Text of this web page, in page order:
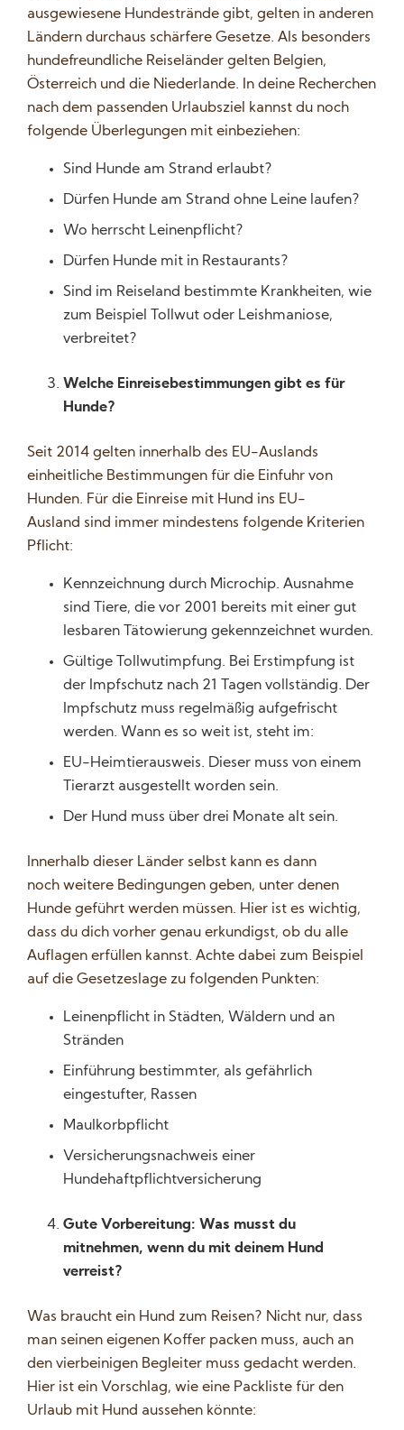
ausgewiesene Hundestrände gibt, gelten in anderen
Ländern durchaus schärfere Gesetze. Als besonders
hundefreundliche Reiseländer gelten Belgien,
Österreich und die Niederlande. In deine Recherchen
nach dem passenden Urlaubsziel kannst du noch
folgende Überlegungen mit einbeziehen:
Sind Hunde am Strand erlaubt?
Dürfen Hunde am Strand ohne Leine laufen?
Wo herrscht Leinenpflicht?
Dürfen Hunde mit in Restaurants?
Sind im Reiseland bestimmte Krankheiten, wie
zum Beispiel Tollwut oder Leishmaniose,
verbreitet?
Welche Einreisebestimmungen gibt es für
Hunde?
Seit 2014 gelten innerhalb des EU-Auslands
einheitliche Bestimmungen für die Einfuhr von
Hunden. Für die Einreise mit Hund ins EU-
Ausland sind immer mindestens folgende Kriterien
Pflicht:
Kennzeichnung durch Microchip. Ausnahme
sind Tiere, die vor 2001 bereits mit einer gut
lesbaren Tätowierung gekennzeichnet wurden.
Gültige Tollwutimpfung. Bei Erstimpfung ist
der Impfschutz nach 21 Tagen vollständig. Der
Impfschutz muss regelmäßig aufgefrischt
werden. Wann es so weit ist, steht im:
EU-Heimtierausweis. Dieser muss von einem
Tierarzt ausgestellt worden sein.
Der Hund muss über drei Monate alt sein.
Innerhalb dieser Länder selbst kann es dann
noch weitere Bedingungen geben, unter denen
Hunde geführt werden müssen. Hier ist es wichtig,
dass du dich vorher genau erkundigst, ob du alle
Auflagen erfüllen kannst. Achte dabei zum Beispiel
auf die Gesetzeslage zu folgenden Punkten:
Leinenpflicht in Städten, Wäldern und an
Stränden
Einführung bestimmter, als gefährlich
eingestufter, Rassen
Maulkorbpflicht
Versicherungsnachweis einer
Hundehaftpflichtversicherung
Gute Vorbereitung: Was musst du
mitnehmen, wenn du mit deinem Hund
verreist?
Was braucht ein Hund zum Reisen? Nicht nur, dass
man seinen eigenen Koffer packen muss, auch an
den vierbeinigen Begleiter muss gedacht werden.
Hier ist ein Vorschlag, wie eine Packliste für den
Urlaub mit Hund aussehen könnte: